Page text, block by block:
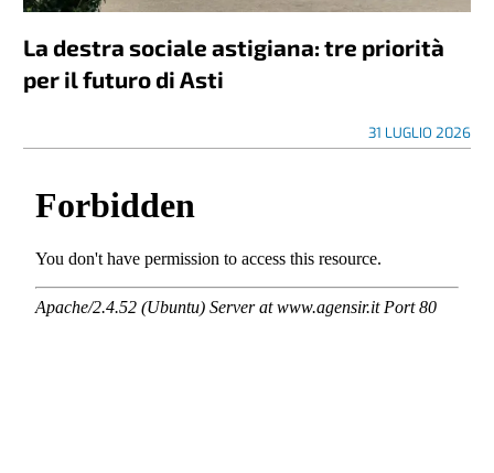
La destra sociale astigiana: tre priorità
per il futuro di Asti
31 LUGLIO 2026